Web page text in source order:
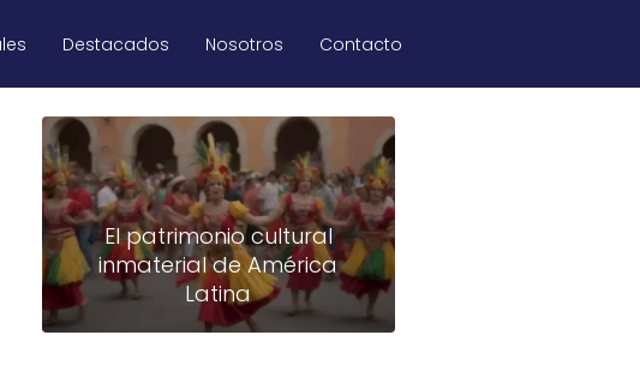
Destacados Nosotros Contacto
El patrimonio cultural
inmaterial de América
Latina